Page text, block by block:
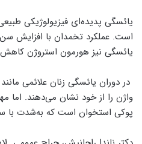
یائسگی پدیده‌ای فیزیولوژیکی
است. عملکرد تخمدان با افزایش
یائسگی نیز هورمون استروژن
در دوران یائسگی زنان علائمی
واژن را از خود نشان می‌دهند. اما
پوکی استخوان است که به‌شدت با